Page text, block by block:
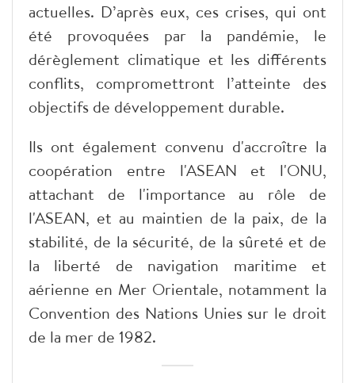
actuelles. D’après eux, ces crises, qui ont
été provoquées par la pandémie, le
dérèglement climatique et les différents
conflits, compromettront l’atteinte des
objectifs de développement durable.
Ils ont également convenu d'accroître la
coopération entre l'ASEAN et l'ONU,
attachant de l'importance au rôle de
l'ASEAN, et au maintien de la paix, de la
stabilité, de la sécurité, de la sûreté et de
la liberté de navigation maritime et
aérienne en Mer Orientale, notamment la
Convention des Nations Unies sur le droit
de la mer de 1982.